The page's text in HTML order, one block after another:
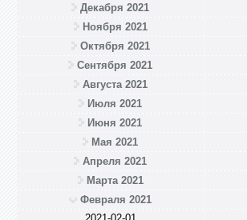
Декабря 2021
Ноября 2021
Октября 2021
Сентября 2021
Августа 2021
Июля 2021
Июня 2021
Мая 2021
Апреля 2021
Марта 2021
Февраля 2021